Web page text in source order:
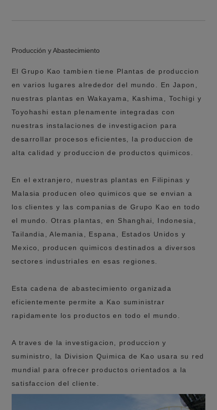
Producción y Abastecimiento
El Grupo Kao tambien tiene Plantas de produccion
en varios lugares alrededor del mundo. En Japon,
nuestras plantas en Wakayama, Kashima, Tochigi y
Toyohashi estan plenamente integradas con
nuestras instalaciones de investigacion para
desarrollar procesos eficientes, la produccion de
alta calidad y produccion de productos quimicos.
En el extranjero, nuestras plantas en Filipinas y
Malasia producen oleo quimicos que se envian a
los clientes y las companias de Grupo Kao en todo
el mundo. Otras plantas, en Shanghai, Indonesia,
Tailandia, Alemania, Espana, Estados Unidos y
Mexico, producen quimicos destinados a diversos
sectores industriales en esas regiones.
Esta cadena de abastecimiento organizada
eficientemente permite a Kao suministrar
rapidamente los productos en todo el mundo.
A traves de la investigacion, produccion y
suministro, la Division Quimica de Kao usara su red
mundial para ofrecer productos orientados a la
satisfaccion del cliente.